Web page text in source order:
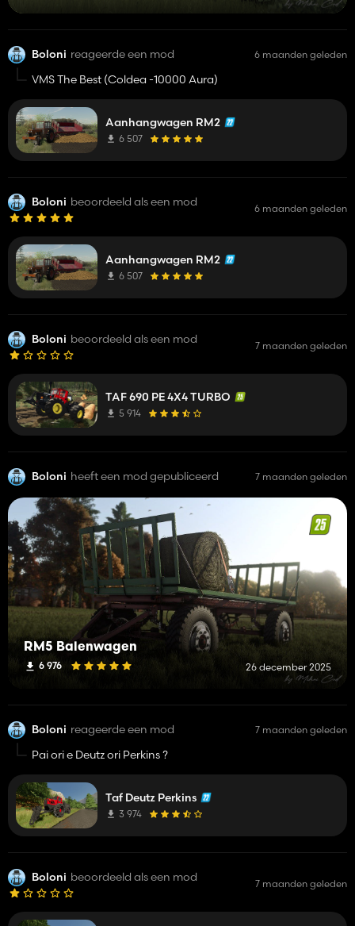
Boloni reageerde een mod 6 maanden geleden
VMS The Best (Coldea -10000 Aura)
Aanhangwagen RM2
6 507
Boloni beoordeeld als een mod 6 maanden geleden
Aanhangwagen RM2
6 507
Boloni beoordeeld als een mod 7 maanden geleden
TAF 690 PE 4X4 TURBO
5 914
Boloni heeft een mod gepubliceerd 7 maanden geleden
RM5 Balenwagen
6 976 26 december 2025
Boloni reageerde een mod 7 maanden geleden
Pai ori e Deutz ori Perkins ?
Taf Deutz Perkins
3 974
Boloni beoordeeld als een mod 7 maanden geleden